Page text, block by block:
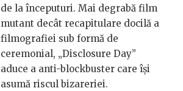
de la începuturi. Mai degrabă film
mutant decât recapitulare docilă a
filmografiei sub formă de
ceremonial, „Disclosure Day”
aduce a anti-blockbuster care își
asumă riscul bizareriei.